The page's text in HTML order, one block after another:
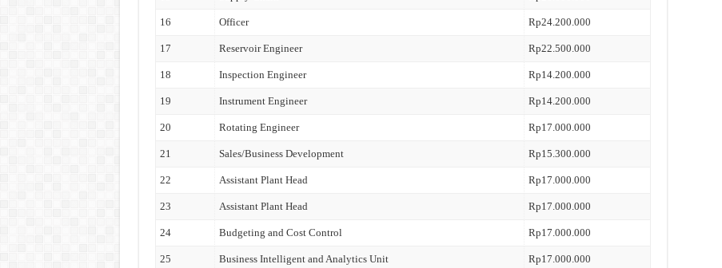
16 Officer Rp24.200.000
17 Reservoir Engineer Rp22.500.000
18 Inspection Engineer Rp14.200.000
19 Instrument Engineer Rp14.200.000
20 Rotating Engineer Rp17.000.000
21 Sales/Business Development Rp15.300.000
22 Assistant Plant Head Rp17.000.000
23 Assistant Plant Head Rp17.000.000
24 Budgeting and Cost Control Rp17.000.000
25 Business Intelligent and Analytics Unit Rp17.000.000